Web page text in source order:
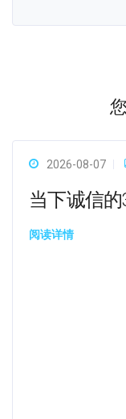
2026-08-07
当下诚信
阅读详情